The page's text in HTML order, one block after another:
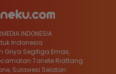
INDONESIA
Indonesia
Griya Segitiga Emas,
Tanete Riattang
Sulawesi Selatan